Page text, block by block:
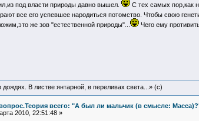
под власти природы давно вышел. C тех самых пор,как
все его успевшее народиться потомство. Чтобы свою
же зов "естественной природы"...
Чего ему
В листве янтарной, в переливах света...» (c)
всего: "А был ли мальчик (в смысле:
2010, 22:51:48 »